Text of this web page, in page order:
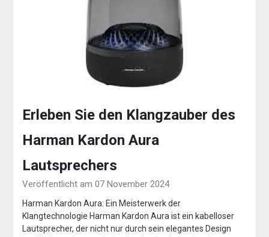
Erleben Sie den Klangzauber des
Harman Kardon Aura
Lautsprechers
Veröffentlicht am 07 November 2024
Harman Kardon Aura: Ein Meisterwerk der
Klangtechnologie Harman Kardon Aura ist ein kabelloser
Lautsprecher, der nicht nur durch sein elegantes Design